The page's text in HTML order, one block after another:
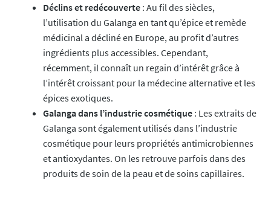
Déclins et redécouverte: Au fil des siècles,
l’utilisation du Galanga en tant qu’épice et remède
médicinal a décliné en Europe, au profit d’autres
ingrédients plus accessibles. Cependant,
récemment, il connaît un regain d’intérêt grâce à
l’intérêt croissant pour la médecine alternative et les
épices exotiques.
Galanga dans l’industrie cosmétique: Les extraits de
Galanga sont également utilisés dans l’industrie
cosmétique pour leurs propriétés antimicrobiennes
et antioxydantes. On les retrouve parfois dans des
produits de soin de la peau et de soins capillaires.